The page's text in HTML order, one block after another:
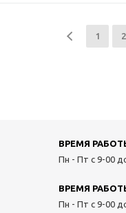
1 2
ВРЕМЯ
Пн - Пт с 9-00
ВРЕМЯ
Пн - Пт с 9-00